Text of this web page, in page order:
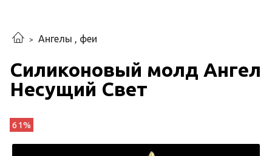
Ангелы , феи
Силиконовый молд Ангел
Несущий Свет
61%